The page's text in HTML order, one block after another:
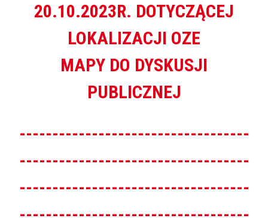
20.10.2023R. DOTYCZĄCEJ
LOKALIZACJI OZE
MAPY DO DYSKUSJI
PUBLICZNEJ
-----------------------------------
-----------------------------------
-----------------------------------